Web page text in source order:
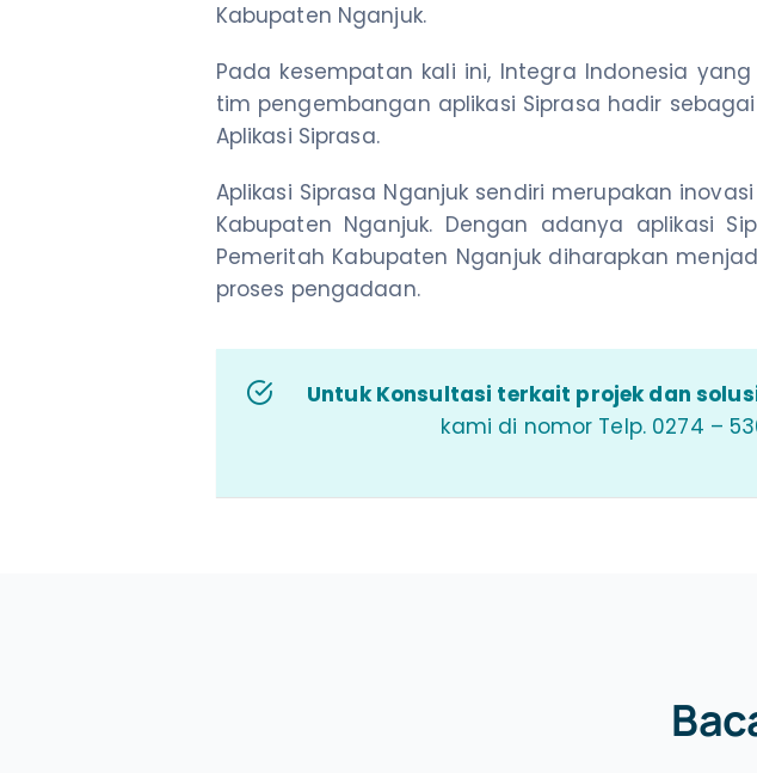
Kabupaten Nganjuk.
Pada kesempatan kali ini, Integra Indonesia
tim pengembangan aplikasi Siprasa hadir
Aplikasi Siprasa.
Aplikasi Siprasa Nganjuk sendiri merupakan
Kabupaten Nganjuk. Dengan adanya aplikasi
Pemeritah Kabupaten Nganjuk diharapkan
proses pengadaan.
Untuk Konsultasi terkait projek dan
kami di nomor Telp. 0274 –